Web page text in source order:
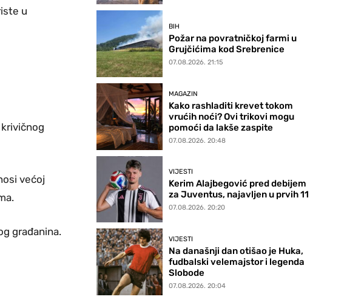
u
većoj
građanina.
BIH
Požar na povratničkoj farmi u
Grujčićima kod Srebrenice
07.08.2026. 21:15
MAGAZIN
Kako rashladiti krevet tokom
vrućih noći? Ovi trikovi mogu
pomoći da lakše zaspite
07.08.2026. 20:48
VIJESTI
Kerim Alajbegović pred debijem
za Juventus, najavljen u prvih 11
07.08.2026. 20:20
VIJESTI
Na današnji dan otišao je Huka,
fudbalski velemajstor i legenda
Slobode
07.08.2026. 20:04